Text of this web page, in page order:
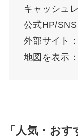
キャッシュ
公式HP/SNS
外部サイト
地図を表示：
「人気・おす